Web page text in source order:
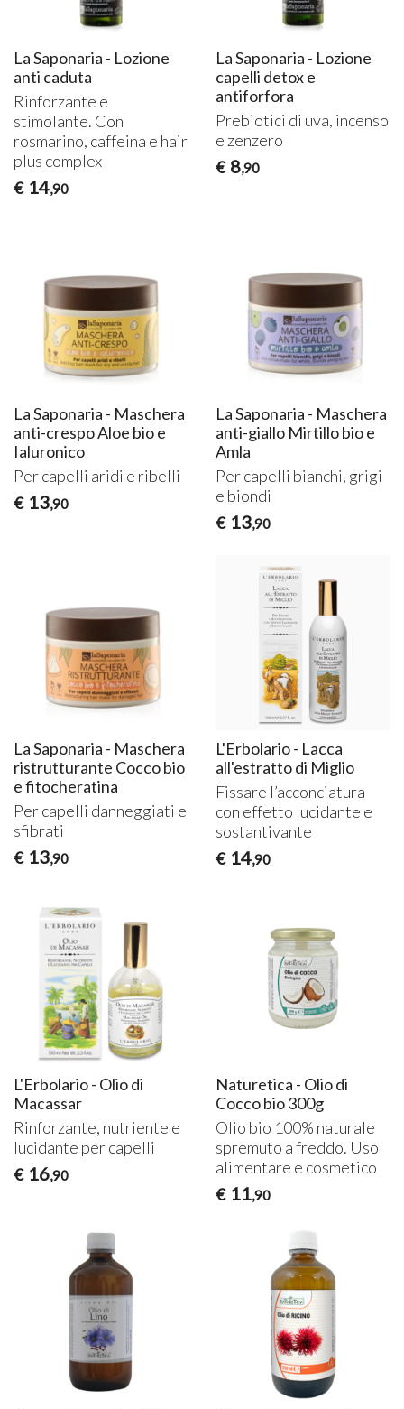
La Saponaria - Lozione
anti caduta
Rinforzante e
stimolante. Con
rosmarino, caffeina e hair
plus complex
€ 14,90
La Saponaria - Lozione
capelli detox e
antiforfora
Prebiotici di uva, incenso
e zenzero
€ 8,90
La Saponaria - Maschera
anti-crespo Aloe bio e
Ialuronico
Per capelli aridi e ribelli
€ 13,90
La Saponaria - Maschera
anti-giallo Mirtillo bio e
Amla
Per capelli bianchi, grigi
e biondi
€ 13,90
La Saponaria - Maschera
ristrutturante Cocco bio
e fitocheratina
Per capelli danneggiati e
sfibrati
€ 13,90
L'Erbolario - Lacca
all'estratto di Miglio
Fissare l’acconciatura
con effetto lucidante e
sostantivante
€ 14,90
L'Erbolario - Olio di
Macassar
Rinforzante, nutriente e
lucidante per capelli
€ 16,90
Naturetica - Olio di
Cocco bio 300g
Olio bio 100% naturale
spremuto a freddo. Uso
alimentare e cosmetico
€ 11,90